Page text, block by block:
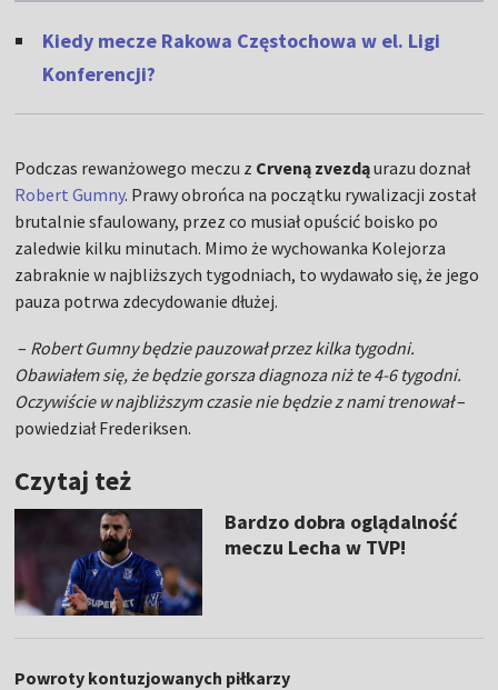
Kiedy mecze Rakowa Częstochowa w el. Ligi
Konferencji?
Podczas rewanżowego meczu z Crveną zvezdąurazu doznał
Robert Gumny. Prawy obrońca na początku rywalizacji został
brutalnie sfaulowany, przez co musiał opuścić boisko po
zaledwie kilku minutach. Mimo że wychowanka Kolejorza
zabraknie w najbliższych tygodniach, to wydawało się, że jego
pauza potrwa zdecydowanie dłużej.
– Robert Gumny będzie pauzował przez kilka tygodni.
Obawiałem się, że będzie gorsza diagnoza niż te 4-6 tygodni.
Oczywiście w najbliższym czasie nie będzie z nami trenował–
powiedział Frederiksen.
Czytaj też
Bardzo dobra oglądalność
meczu Lecha w TVP!
Powroty kontuzjowanych piłkarzy